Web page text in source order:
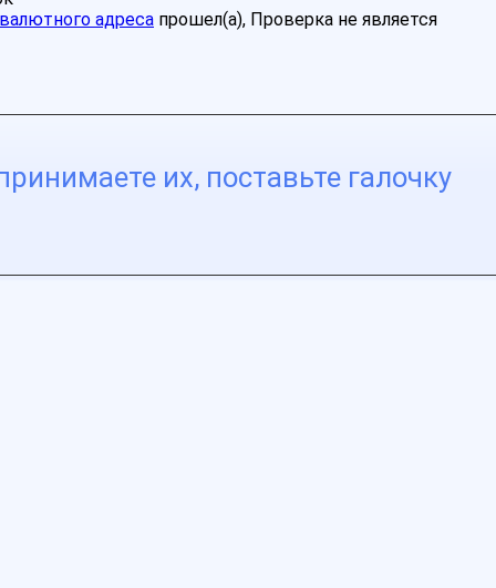
адреса прошел(а), Проверка не является
их, поставьте галочку